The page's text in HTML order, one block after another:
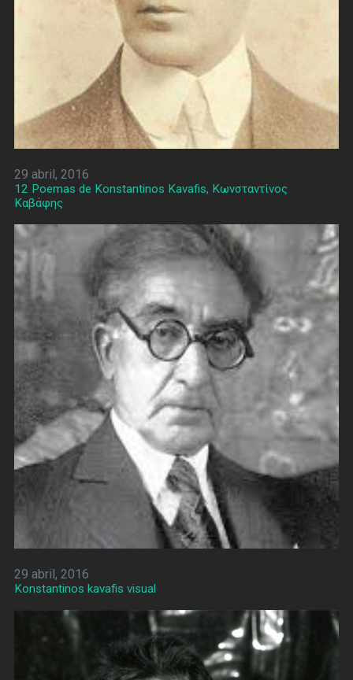
29 abril, 2016
12 Poemas de Konstantinos Kavafis, Κωνσταντίνος
Καβάφης
29 abril, 2016
Konstantinos kavafis visual